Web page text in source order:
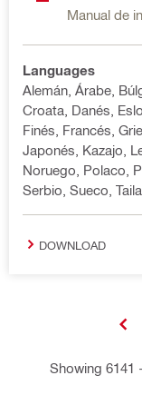
Manual de
Languages
Alemán, Árabe,
Croata, Danés,
Finés, Francés,
Japonés, Kazajo,
Noruego, Polaco,
Serbio, Sueco,
DOWNLOAD
Showing 6141